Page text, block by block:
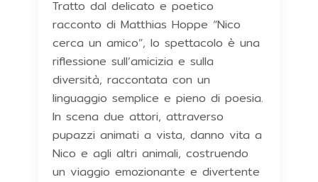
Tratto dal delicato e poetico
racconto di Matthias Hoppe “Nico
cerca un amico”, lo spettacolo è una
riflessione sull’amicizia e sulla
diversità, raccontata con un
linguaggio semplice e pieno di poesia.
In scena due attori, attraverso
pupazzi animati a vista, danno vita a
Nico e agli altri animali, costruendo
un viaggio emozionante e divertente